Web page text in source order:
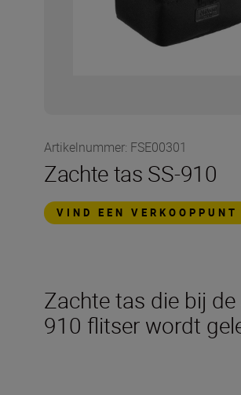
Artikelnummer: FSE00301
Zachte tas SS-910
VIND EEN VERKOOPPUNT
Zachte tas die bij de
910 flitser wordt